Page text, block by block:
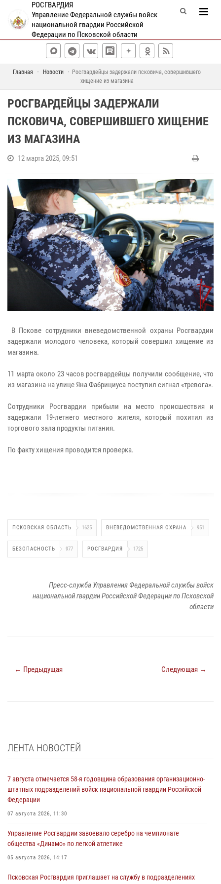
РОСГВАРДИЯ
Управление Федеральной службы войск
национальной гвардии Российской
Федерации по Псковской области
Главная Новости
Росгвардейцы задержали псковича, совершившего
хищение из магазина
РОСГВАРДЕЙЦЫ ЗАДЕРЖАЛИ
ПСКОВИЧА, СОВЕРШИВШЕГО ХИЩЕНИЕ
ИЗ МАГАЗИНА
12 марта 2025, 09:51
В Пскове сотрудники вневедомственной охраны Росгвардии
задержали молодого человека, который совершил хищение из
магазина.
11 марта около 23 часов росгвардейцы получили сообщение, что
из магазина на улице Яна Фабрициуса поступил сигнал «тревога».
Сотрудники Росгвардии прибыли на место происшествия и
задержали 19-летнего местного жителя, который похитил из
торгового зала продукты питания.
По факту хищения проводится проверка.
ПСКОВСКАЯ ОБЛАСТЬ 1625 ВНЕВЕДОМСТВЕННАЯ ОХРАНА 951
БЕЗОПАСНОСТЬ 977 РОСГВАРДИЯ 1725
Пресс-служба Управления Федеральной службы войск
национальной гвардии Российской Федерации по Псковской
области
← Предыдущая Следующая →
ЛЕНТА НОВОСТЕЙ
7 августа отмечается 58-я годовщина образования организационно-
штатных подразделений войск национальной гвардии Российской
Федерации
07 августа 2026, 11:30
Управление Росгвардии завоевало серебро на чемпионате
общества «Динамо» по легкой атлетике
05 августа 2026, 14:17
Псковская Росгвардия приглашает на службу в подразделениях